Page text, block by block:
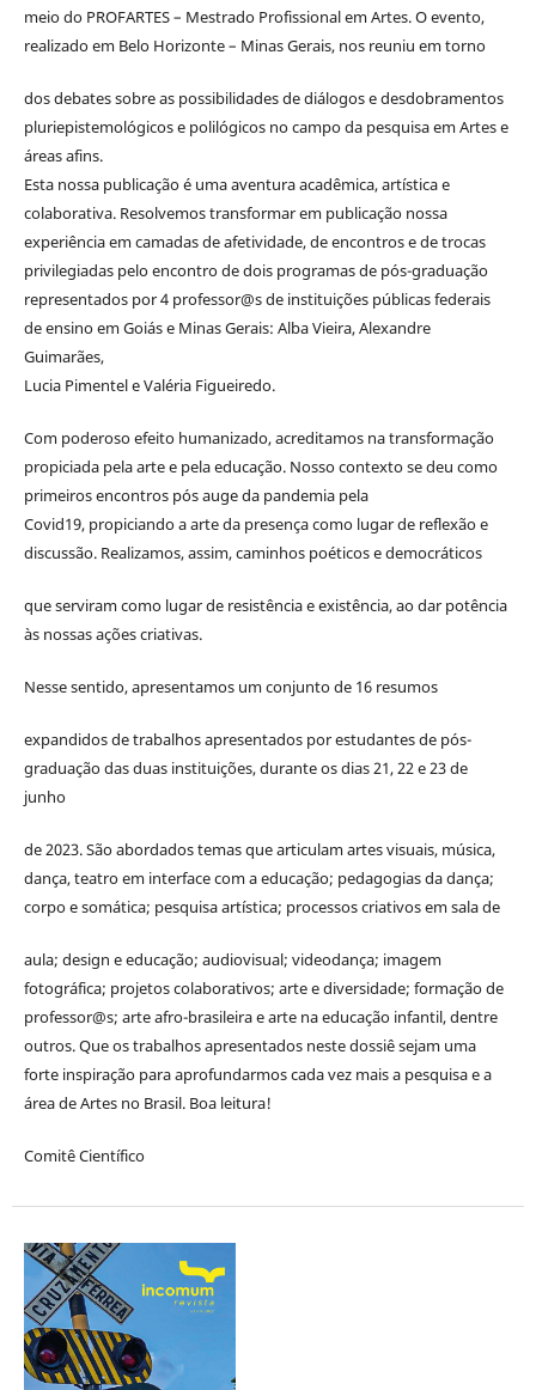
meio do PROFARTES – Mestrado Profissional em Artes. O evento,
realizado em Belo Horizonte – Minas Gerais, nos reuniu em torno
dos debates sobre as possibilidades de diálogos e desdobramentos
pluriepistemológicos e polilógicos no campo da pesquisa em Artes e
áreas afins.
Esta nossa publicação é uma aventura acadêmica, artística e
colaborativa. Resolvemos transformar em publicação nossa
experiência em camadas de afetividade, de encontros e de trocas
privilegiadas pelo encontro de dois programas de pós-graduação
representados por 4 professor@s de instituições públicas federais
de ensino em Goiás e Minas Gerais: Alba Vieira, Alexandre
Guimarães,
Lucia Pimentel e Valéria Figueiredo.
Com poderoso efeito humanizado, acreditamos na transformação
propiciada pela arte e pela educação. Nosso contexto se deu como
primeiros encontros pós auge da pandemia pela
Covid19, propiciando a arte da presença como lugar de reflexão e
discussão. Realizamos, assim, caminhos poéticos e democráticos
que serviram como lugar de resistência e existência, ao dar potência
às nossas ações criativas.
Nesse sentido, apresentamos um conjunto de 16 resumos
expandidos de trabalhos apresentados por estudantes de pós-
graduação das duas instituições, durante os dias 21, 22 e 23 de
junho
de 2023. São abordados temas que articulam artes visuais, música,
dança, teatro em interface com a educação; pedagogias da dança;
corpo e somática; pesquisa artística; processos criativos em sala de
aula; design e educação; audiovisual; videodança; imagem
fotográfica; projetos colaborativos; arte e diversidade; formação de
professor@s; arte afro-brasileira e arte na educação infantil, dentre
outros. Que os trabalhos apresentados neste dossiê sejam uma
forte inspiração para aprofundarmos cada vez mais a pesquisa e a
área de Artes no Brasil. Boa leitura!
Comitê Científico